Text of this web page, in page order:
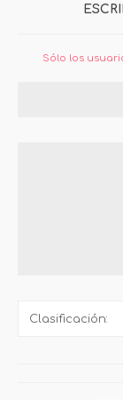
Sólo los
Clasificación: